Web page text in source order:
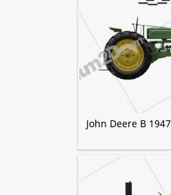
John Deere B 1947